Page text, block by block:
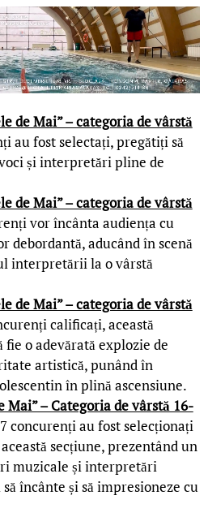
de Mai” – categoria de vârstă
au fost selectați, pregătiți să
și interpretări pline de
de Mai” – categoria de vârstă
vor încânta audiența cu
debordantă, aducând în scenă
interpretării la o vârstă
de Mai” – categoria de vârstă
calificați, această
o adevărată explozie de
artistică, punând în
în plină ascensiune.
Mai” – Categoria de vârstă 16-
concurenți au fost selecționați
secțiune, prezentând un
muzicale și interpretări
încânte și să impresioneze cu